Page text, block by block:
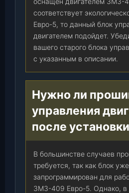
)
соответствует
Евро-5, то данный блок
двигателем подойдет.
вашего старого блока
с указанным в описании.
Нужно ли
управления
после
В большинстве случаев
требуется, так как блок уже
запрограммирован для
ЗМЗ-409 Евро-5. Однако, в